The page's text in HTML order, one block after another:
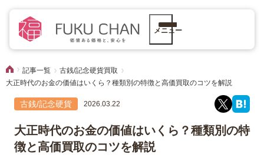
メニュー
記事一覧
古銭/記念硬貨買取
大正時代のお金の価値はいくら？種類別の特徴と高価買取のコツを解説
古銭/記念硬貨 2026.03.22
大正時代のお金の価値はいくら？種類別の特
徴と高価買取のコツを解説